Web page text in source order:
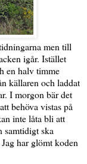
men till
igår. Istället
en halv timme
källaren och laddat
I morgon bär det
behöva vistas på
inte låta bli att
samtidigt ska
har glömt koden